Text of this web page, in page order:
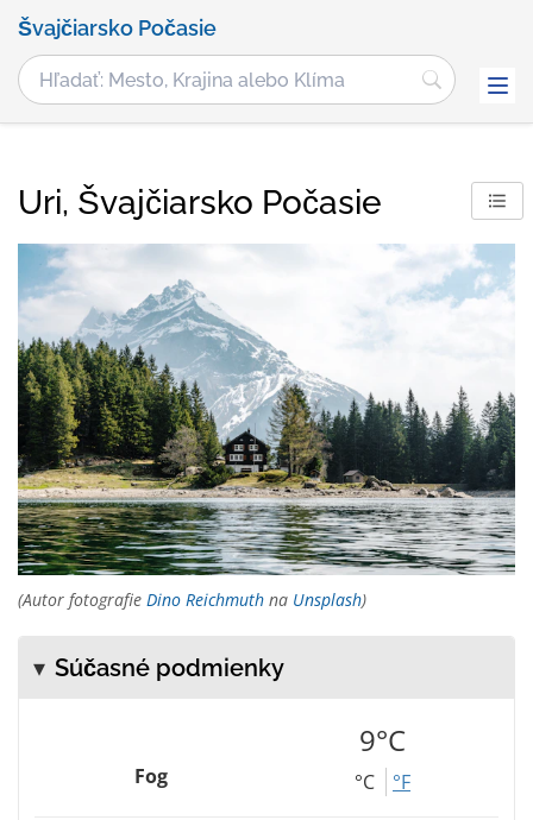
Švajčiarsko Počasie
Uri, Švajčiarsko Počasie
(Autor fotografie Dino Reichmuth na Unsplash)
Súčasné podmienky
Fog
9°C
°C °F